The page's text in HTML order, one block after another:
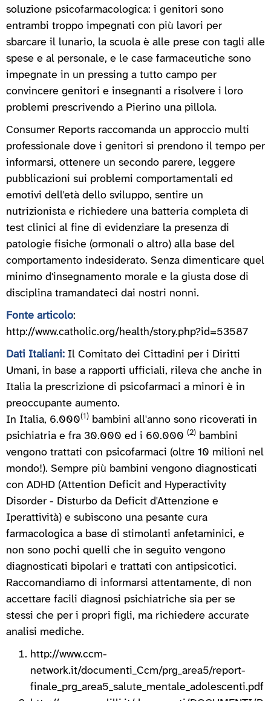
soluzione psicofarmacologica: i genitori sono
entrambi troppo impegnati con più lavori per
sbarcare il lunario, la scuola è alle prese con tagli alle
spese e al personale, e le case farmaceutiche sono
impegnate in un pressing a tutto campo per
convincere genitori e insegnanti a risolvere i loro
problemi prescrivendo a Pierino una pillola.
Consumer Reports raccomanda un approccio multi
professionale dove i genitori si prendono il tempo per
informarsi, ottenere un secondo parere, leggere
pubblicazioni sui problemi comportamentali ed
emotivi dell'età dello sviluppo, sentire un
nutrizionista e richiedere una batteria completa di
test clinici al fine di evidenziare la presenza di
patologie fisiche (ormonali o altro) alla base del
comportamento indesiderato. Senza dimenticare quel
minimo d'insegnamento morale e la giusta dose di
disciplina tramandateci dai nostri nonni.
Fonte articolo:
http://www.catholic.org/health/story.php?id=53587
Dati Italiani: Il Comitato dei Cittadini per i Diritti
Umani, in base a rapporti ufficiali, rileva che anche in
Italia la prescrizione di psicofarmaci a minori è in
preoccupante aumento.
In Italia, 6.000(1) bambini all'anno sono ricoverati in
psichiatria e fra 30.000 ed i 60.000 (2) bambini
vengono trattati con psicofarmaci (oltre 10 milioni nel
mondo!). Sempre più bambini vengono diagnosticati
con ADHD (Attention Deficit and Hyperactivity
Disorder - Disturbo da Deficit d'Attenzione e
Iperattività) e subiscono una pesante cura
farmacologica a base di stimolanti anfetaminici, e
non sono pochi quelli che in seguito vengono
diagnosticati bipolari e trattati con antipsicotici.
Raccomandiamo di informarsi attentamente, di non
accettare facili diagnosi psichiatriche sia per se
stessi che per i propri figli, ma richiedere accurate
analisi mediche.
http://www.ccm-
network.it/documenti_Ccm/prg_area5/report-
finale_prg_area5_salute_mentale_adolescenti.pdf